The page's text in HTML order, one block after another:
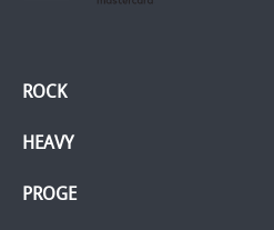
ROCK
HEAVY
PROGE